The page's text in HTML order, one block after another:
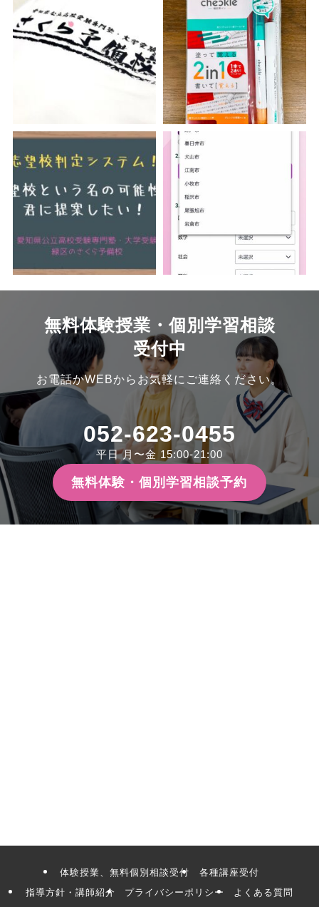
無料体験授業・個別学習相談
受付中
お電話かWEBからお気軽にご連絡ください。
052-623-0455
平日 月〜金 15:00-21:00
無料体験・個別学習相談予約
体験授業、無料個別相談受付
各種講座受付
指導方針・講師紹介
プライバシーポリシー よくある質問